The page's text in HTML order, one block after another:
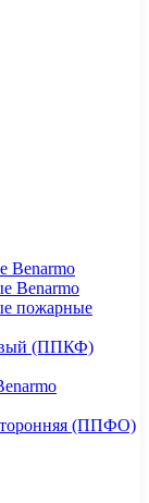
Benarmo
Benarmo
пожарные
(ППКФ)
(ППФО)